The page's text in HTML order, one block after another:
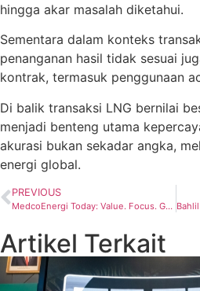
hingga akar masalah diketahui.
Sementara dalam konteks
penanganan hasil tidak sesuai
kontrak, termasuk penggunaan
Di balik transaksi LNG bernilai
menjadi benteng utama
akurasi bukan sekadar angka,
energi global.
PREVIOUS
MedcoEnergi Today: Value. Focus. Growth. Strategi Energi Terintegrasi, Ekspansi Regional, Hingga Komitmen ESG Jadi Sorotan di IPA Convex ke-50
Artikel Terkait